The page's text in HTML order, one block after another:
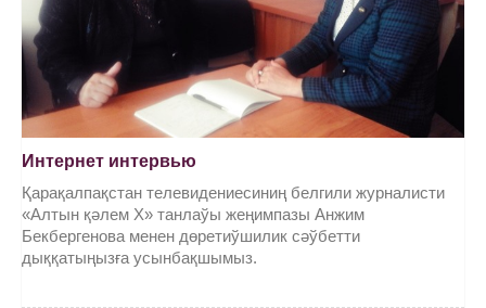
Интернет интервью
Қарақалпақстан телевидениесиниң белгили журналисти
«Алтын қәлем X» танлаўы жеңимпазы Анжим
Бекбергенова менен дөретиўшилик сәўбетти
дыққатыңызға усынбақшымыз.